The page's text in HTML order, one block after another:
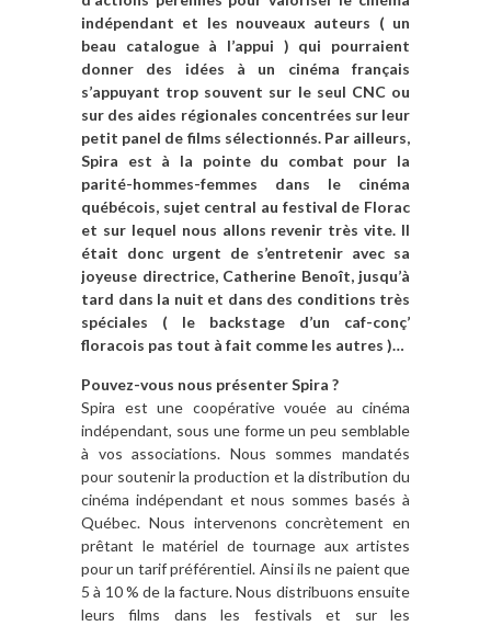
indépendant et les nouveaux auteurs ( un
beau catalogue à l’appui ) qui pourraient
donner des idées à un cinéma français
s’appuyant trop souvent sur le seul CNC ou
sur des aides régionales concentrées sur leur
petit panel de films sélectionnés. Par ailleurs,
Spira est à la pointe du combat pour la
parité-hommes-femmes dans le cinéma
québécois, sujet central au festival de Florac
et sur lequel nous allons revenir très vite. Il
était donc urgent de s’entretenir avec sa
joyeuse directrice, Catherine Benoît, jusqu’à
tard dans la nuit et dans des conditions très
spéciales ( le backstage d’un caf-conç’
floracois pas tout à fait comme les autres )…
Pouvez-vous nous présenter Spira ?
Spira est une coopérative vouée au cinéma
indépendant, sous une forme un peu semblable
à vos associations. Nous sommes mandatés
pour soutenir la production et la distribution du
cinéma indépendant et nous sommes basés à
Québec. Nous intervenons concrètement en
prêtant le matériel de tournage aux artistes
pour un tarif préférentiel. Ainsi ils ne paient que
5 à 10 % de la facture. Nous distribuons ensuite
leurs films dans les festivals et sur les